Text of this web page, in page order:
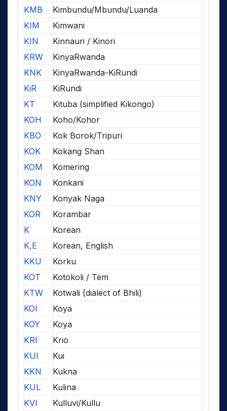
KMB
Kimbundu/Mbundu/Luanda
KIM
Kimwani
KIN
Kinnauri / Kinori
KRW
KinyaRwanda
KNK
KinyaRwanda-KiRundi
KiR
KiRundi
KT
Kituba (simplified Kikongo)
KOH
Koho/Kohor
KBO
Kok Borok/Tripuri
KOK
Kokang Shan
KOM
Komering
KON
Konkani
KNY
Konyak Naga
KOR
Korambar
K
Korean
K,E
Korean, English
KKU
Korku
KOT
Kotokoli / Tem
KTW
Kotwali (dialect of Bhili)
KOI
Koya
KOY
Koya
KRI
Krio
KUI
Kui
KKN
Kukna
KUL
Kulina
KVI
Kulluvi/Kullu